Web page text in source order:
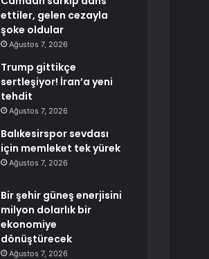
ettiler, gelen cezayla
şoke oldular
Ağustos 7, 2026
Trump gittikçe
sertleşiyor! İran’a yeni
tehdit
Ağustos 7, 2026
Balıkesirspor sevdası
için memleket tek yürek
Ağustos 7, 2026
Bir şehir güneş enerjisini
milyon dolarlık bir
ekonomiye
dönüştürecek
Ağustos 7, 2026